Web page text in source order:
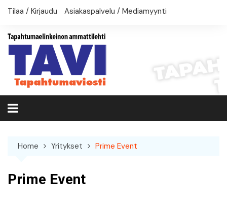
Skip
Tilaa / Kirjaudu Asiakaspalvelu / Mediamyynti
Home Yritykset Prime Event
Prime Event